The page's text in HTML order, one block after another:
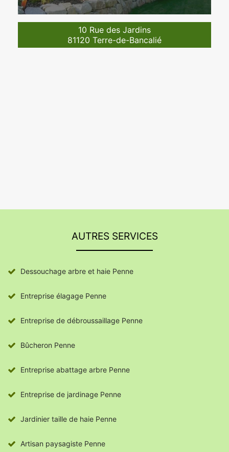
10 Rue des Jardins
81120 Terre-de-Bancalié
AUTRES SERVICES
Dessouchage arbre et haie Penne
Entreprise élagage Penne
Entreprise de débroussaillage Penne
Bûcheron Penne
Entreprise abattage arbre Penne
Entreprise de jardinage Penne
Jardinier taille de haie Penne
Artisan paysagiste Penne